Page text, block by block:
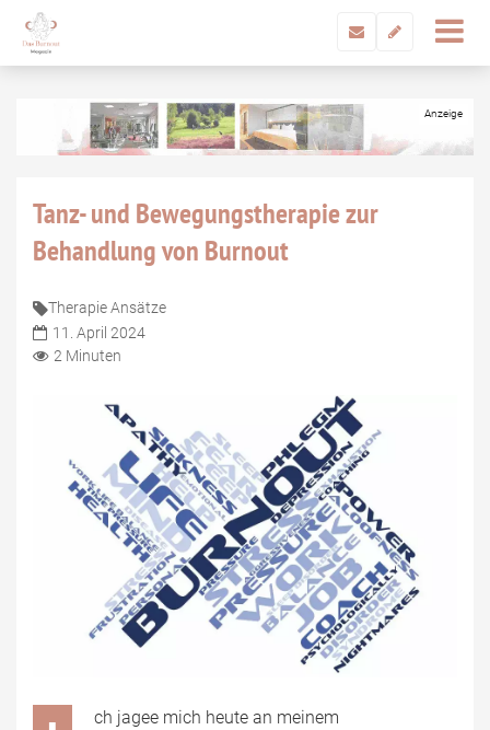
Tanz- und Bewegungstherapie zur
Behandlung von Burnout
Therapie Ansätze
11. April 2024
2 Minuten
ch jagee mich heute an meinem